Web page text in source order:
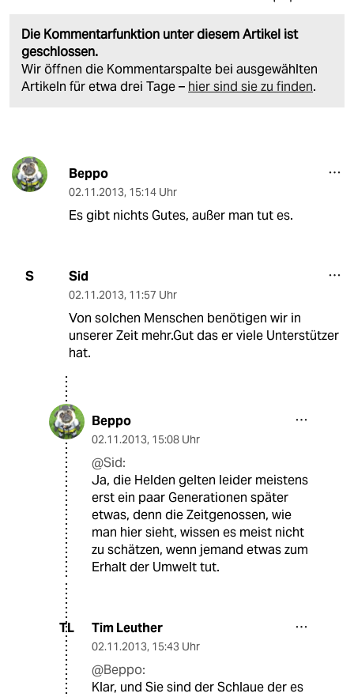
Die Kommentarfunktion unter diesem Artikel ist
geschlossen.
Wir öffnen die Kommentarspalte bei ausgewählten
Artikeln für etwa drei Tage – hier sind sie zu finden.
Beppo
02.11.2013, 15:14 Uhr
Es gibt nichts Gutes, außer man tut es.
S Sid
02.11.2013, 11:57 Uhr
Von solchen Menschen benötigen wir in
unserer Zeit mehr.Gut das er viele Unterstützer
hat.
Beppo
02.11.2013, 15:08 Uhr
@Sid:
Ja, die Helden gelten leider meistens
erst ein paar Generationen später
etwas, denn die Zeitgenossen, wie
man hier sieht, wissen es meist nicht
zu schätzen, wenn jemand etwas zum
Erhalt der Umwelt tut.
TL Tim Leuther
02.11.2013, 15:43 Uhr
@Beppo:
Klar, und Sie sind der Schlaue der es